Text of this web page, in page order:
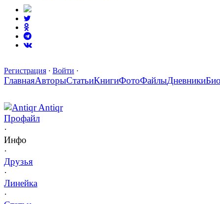
Регистрация · Войти ·
ГлавнаяАвторыСтатьиКнигиФотоФайлыДневники
Antiqr Antiqr
Профайл
·
Инфо
·
Друзья
·
Линейка
·